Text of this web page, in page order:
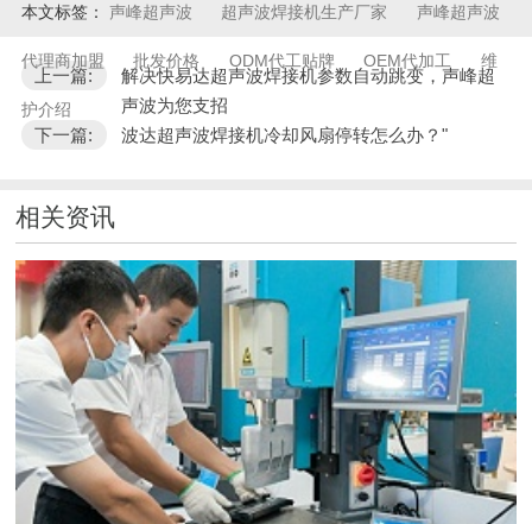
本文标签： 声峰超声波 超声波焊接机生产厂家 声峰超声波
代理商加盟 批发价格 ODM代工贴牌 OEM代加工 维
护介绍
上一篇:
解决快易达超声波焊接机参数自动跳变，声峰超
声波为您支招
下一篇:
波达超声波焊接机冷却风扇停转怎么办？"
相关资讯